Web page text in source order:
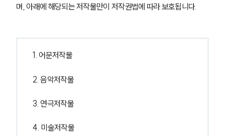
며, 아래에 해당되는 저작물만이 저작권법에 따라 보호됩니다.
1. 어문저작물
2. 음악저작물
3. 연극저작물
4. 미술저작물